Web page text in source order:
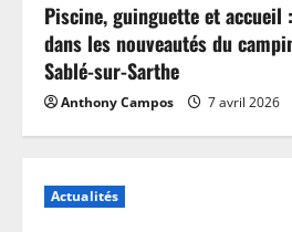
Piscine, guinguette et accueil
dans les nouveautés du
Sablé-sur-Sarthe
Anthony Campos 7 avril 2026
Actualités